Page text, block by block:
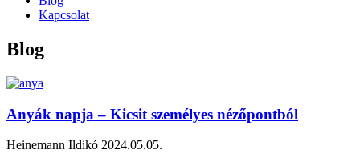
Kapcsolat
Blog
Anyák napja – Kicsit személyes nézőpontból
Heinemann Ildikó 2024.05.05.